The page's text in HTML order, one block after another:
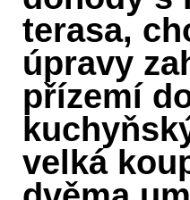
terasa,
úpravy
přízemí
velká